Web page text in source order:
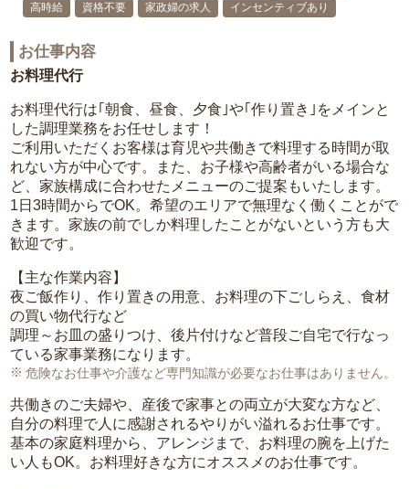
高時給
資格不要 家政婦の求人 インセンティブあり
お仕事内容
お料理代行
お料理代行は｢朝食、昼食、夕食｣や｢作り置き｣をメインと
した調理業務をお任せします！
ご利用いただくお客様は育児や共働きで料理する時間が取
れない方が中心です。また、お子様や高齢者がいる場合な
ど、家族構成に合わせたメニューのご提案もいたします。
1日3時間からでOK。希望のエリアで無理なく働くことがで
きます。家族の前でしか料理したことがないという方も大
歓迎です。
【主な作業内容】
夜ご飯作り、作り置きの用意、お料理の下ごしらえ、食材
の買い物代行など
調理～お皿の盛りつけ、後片付けなど普段ご自宅で行なっ
ている家事業務になります。
危険なお仕事や介護など専門知識が必要なお仕事はありません。
共働きのご夫婦や、産後で家事との両立が大変な方など、
自分の料理で人に感謝されるやりがい溢れるお仕事です。
基本の家庭料理から、アレンジまで、お料理の腕を上げた
い人もOK。お料理好きな方にオススメのお仕事です。